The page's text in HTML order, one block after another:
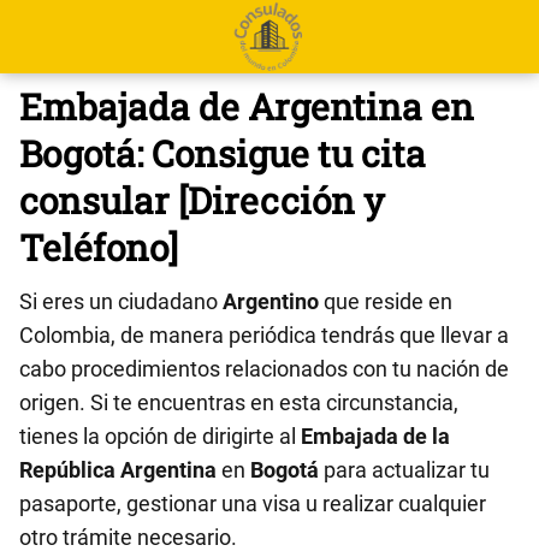
Embajada de Argentina en
Bogotá: Consigue tu cita
consular [Dirección y
Teléfono]
Si eres un ciudadanoArgentinoque reside en
Colombia, de manera periódica tendrás que llevar a
cabo procedimientos relacionados con tu nación de
origen. Si te encuentras en esta circunstancia,
tienes la opción de dirigirte al Embajada de la
República Argentina en Bogotá para actualizar tu
pasaporte, gestionar una visa u realizar cualquier
otro trámite necesario.